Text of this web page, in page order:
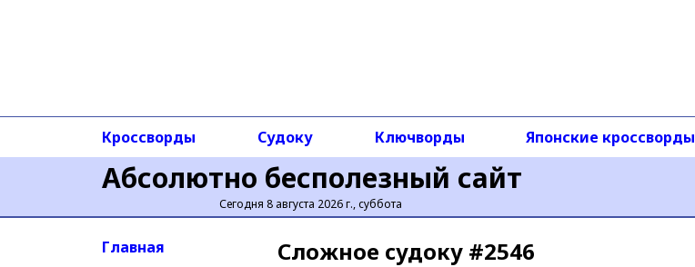
Абсолютно бесполезный сайт
Сегодня 8 августа 2026 г., суббота
Кроссворды Судоку Ключворды Японские кроссворды
Главная
Сложное cудоку #2546